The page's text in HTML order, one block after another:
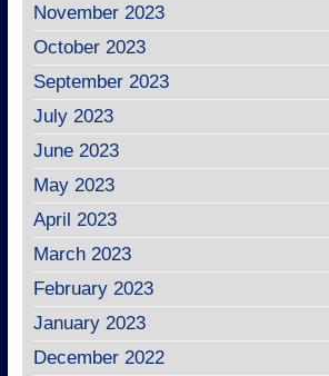
November 2023
October 2023
September 2023
July 2023
June 2023
May 2023
April 2023
March 2023
February 2023
January 2023
December 2022